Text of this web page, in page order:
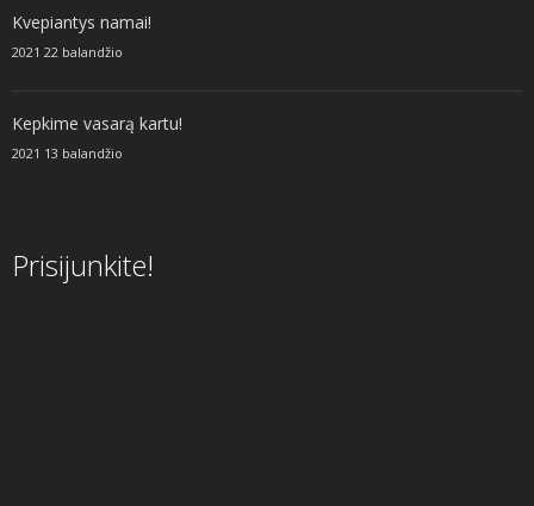
Kvepiantys namai!
2021 22 balandžio
Kepkime vasarą kartu!
2021 13 balandžio
Prisijunkite!